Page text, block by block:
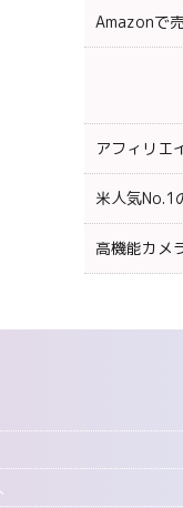
Amazonで
パリ
アフィリエ
米人気No.1
高機能カメ